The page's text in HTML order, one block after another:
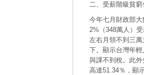
二、受薪階級貧
今年七月財政部
2%（348萬人）
左右月領不到三
下。顯示台灣年
與課不到稅。此
高達51.34％，顯